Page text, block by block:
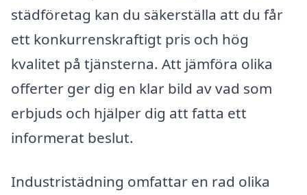
städföretag kan du säkerställa att du får
ett konkurrenskraftigt pris och hög
kvalitet på tjänsterna. Att jämföra olika
offerter ger dig en klar bild av vad som
erbjuds och hjälper dig att fatta ett
informerat beslut.
Industristädning omfattar en rad olika